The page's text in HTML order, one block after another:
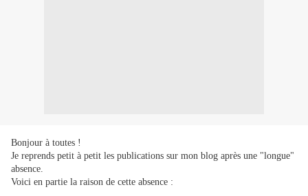
Bonjour à toutes !
Je reprends petit à petit les publications sur mon blog après une "longue"
absence.
Voici en partie la raison de cette absence :